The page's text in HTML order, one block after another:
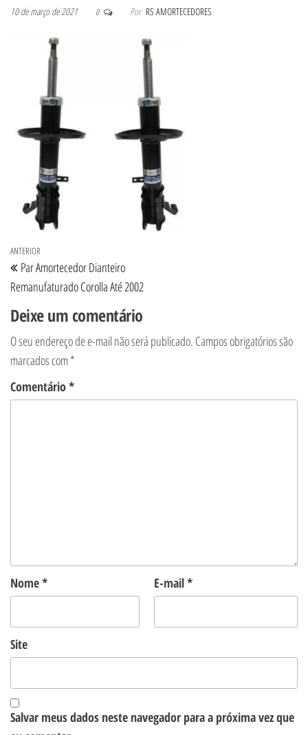
10 de março de 2021 0 Por RS AMORTECEDORES
Navegação de Post
Post anterior
ANTERIOR
Par Amortecedor Dianteiro
Remanufaturado Corolla Até 2002
Deixe um comentário
O seu endereço de e-mail não será publicado. Campos obrigatórios são
marcados com*
Comentário*
Nome* E-mail*
Site
Salvar meus dados neste navegador para a próxima vez que